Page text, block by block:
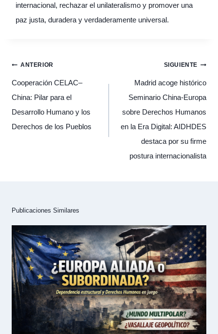
internacional, rechazar el unilateralismo y promover una
paz justa, duradera y verdaderamente universal.
Navegación
entradas
ANTERIOR
Cooperación CELAC–
China: Pilar para el
Desarrollo Humano y los
Derechos de los Pueblos
SIGUIENTE
Madrid acoge histórico
Seminario China-Europa
sobre Derechos Humanos
en la Era Digital: AIDHDES
destaca por su firme
postura internacionalista
Publicaciones Similares